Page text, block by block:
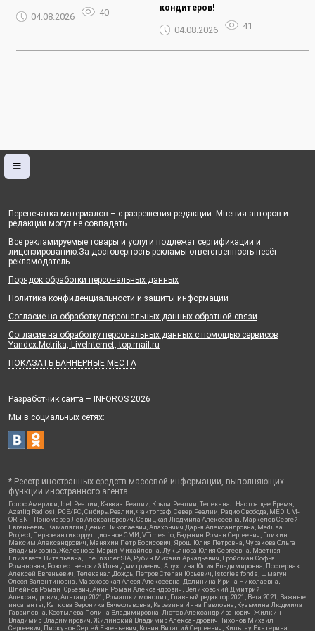
04.08.2026 40
кондитеров!
04.08.2026 41
Перепечатка материалов – с разрешения редакции. Мнения авторов и
редакции могут не совпадать.
Все рекламируемые товары и услуги подлежат сертификации и
лицензированию.За достоверность рекламы ответственность несёт
рекламодатель.
Порядок обработки персональных данных
Политика конфиденциальности и защиты информации
Согласие на обработку персональных данных обратной связи
Согласие на обработку персональных данных с помощью сервисов
Yandex.Metrika, LiveInternet, top.mail.ru
ПОКАЗАТЬ БАННЕРНЫЕ МЕСТА
Разработчик сайта – INFOROS 2026
Мы в социальных сетях:
* Реестр иностранных средств массовой информации, выполняющих
функции иностранного агента:
Голос Америки, Idel.Реалии, Кавказ.Реалии, Крым.Реалии, Телеканал Настоящее Время,
Azatliq Radiosi, PCE/PC, Сибирь.Реалии, Фактограф, Север.Реалии, Радио Свобода, MEDIUM-
ORIENT, Пономарев Лев Александрович, Савицкая Людмила Алексеевна, Маркелов Сергей
Евгеньевич, Камалягин Денис Николаевич, Апахончич Дарья Александровна, Medusa
Project, Первое антикоррупционное СМИ, VTimes.io, Баданин Роман Сергеевич, Гликин
Максим Александрович, Маняхин Петр Борисович, Ярош Юлия Петровна, Чуракова Ольга
Владимировна, Железнова Мария Михайловна, Лукьянова Юлия Сергеевна, Маетная
Елизавета Витальевна, The Insider SIA, Рубин Михаил Аркадьевич, Гройсман Софья
Романовна, Рождественский Илья Дмитриевич, Апухтина Юлия Владимировна, Постернак
Алексей Евгеньевич, Телеканал Дождь, Петров Степан Юрьевич, Istories fonds, Шмагун
Олеся Валентиновна, Мароховская Алеся Алексеевна, Долинина Ирина Николаевна,
Шлейнов Роман Юрьевич, Анин Роман Александрович, Великовский Дмитрий
Александрович, Альтаир 2021, Ромашки монолит, Главный редактор 2021, Вега 2021, Важные
иноагенты, Каткова Вероника Вячеславовна, Карезина Инна Павловна, Кузьмина Людмила
Гавриловна, Костылева Полина Владимировна, Лютов Александр Иванович, Жилкин
Владимир Владимирович, Жилинский Владимир Александрович, Тихонов Михаил
Сергеевич, Пискунов Сергей Евгеньевич, Ковин Виталий Сергеевич, Кильтау Екатерина